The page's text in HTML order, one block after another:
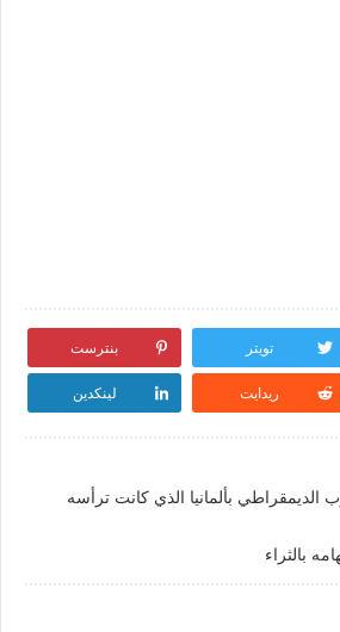
تويتر بنترست
ريدايت لينكدين
الديمقراطي بألمانيا الذي كانت ترأسه
بالثراء